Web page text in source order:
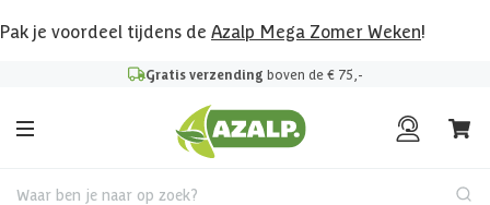
Pak je voordeel tijdens de Azalp Mega Zomer Weken!
Gratis verzending boven de € 75,-
Waar ben je naar op zoek?